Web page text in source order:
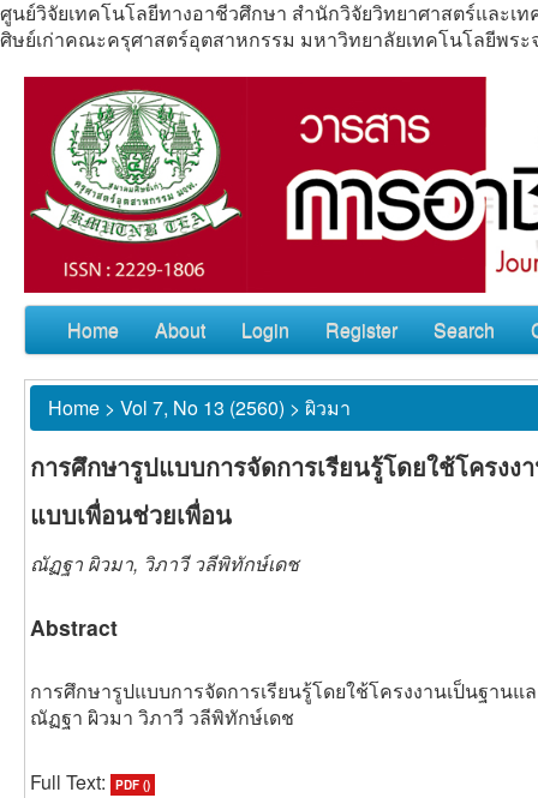
ศูนย์วิจัยเทคโนโลยีทางอาชีวศึกษา สำนักวิจัยวิทยาศาสตร์และ
ศิษย์เก่าคณะครุศาสตร์อุตสาหกรรม มหาวิทยาลัยเทคโนโลยีพระ
Home About Login Register Search
Home > Vol 7, No 13 (2560) > ผิวมา
การศึกษารูปแบบการจัดการเรียนรู้โดยใช้โครงง
แบบเพื่อนช่วยเพื่อน
ณัฏฐา ผิวมา, วิภาวี วลีพิทักษ์เดช
Abstract
การศึกษารูปแบบการจัดการเรียนรู้โดยใช้โครงงานเป็นฐานแ
ณัฏฐา ผิวมา วิภาวี วลีพิทักษ์เดช
Full Text: PDF ()